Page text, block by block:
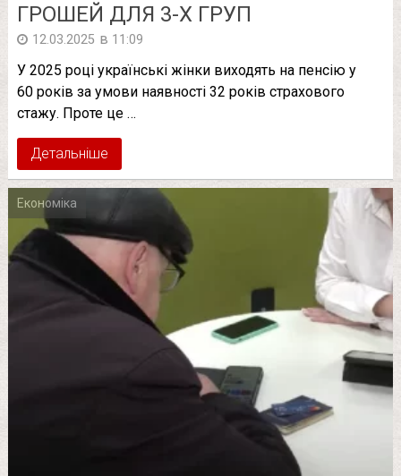
ГРОШЕЙ ДЛЯ 3-Х ГРУП
12.03.2025 в 11:09
У 2025 році українські жінки виходять на пенсію у
60 років за умови наявності 32 років страхового
стажу. Проте це …
Детальніше
Економіка